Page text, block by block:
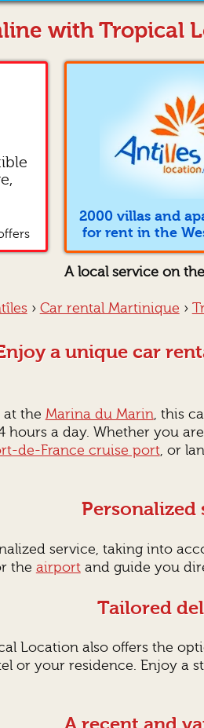
with Tropical
2000 villas and
for rent in the
A local service on
› Car rental Martinique ›
a unique car
at the Marina du Marin, this
hours a day. Whether you
de-France cruise port, or
Personalized
service, taking into
the airportand guide you
Tailored
Location also offers the
or your residence. Enjoy a